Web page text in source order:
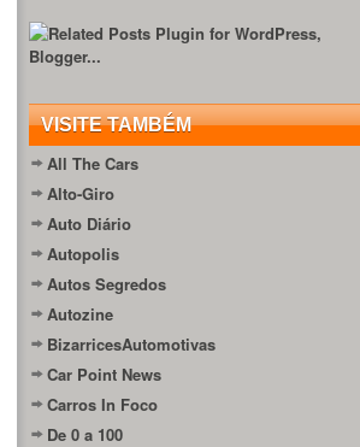
VISITE TAMBÉM
All The Cars
Alto-Giro
Auto Diário
Autopolis
Autos Segredos
Autozine
BizarricesAutomotivas
Car Point News
Carros In Foco
De 0 a 100